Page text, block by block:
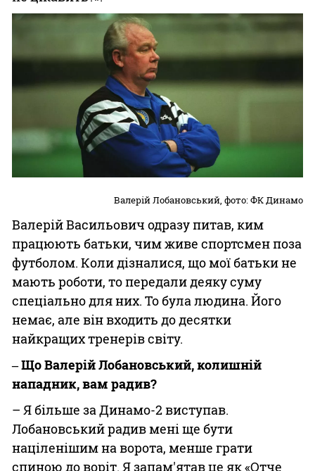
Валерій Лобановський, фото: ФК Динамо
Валерій Васильович одразу питав, ким
працюють батьки, чим живе спортсмен поза
футболом. Коли дізналися, що мої батьки не
мають роботи, то передали деяку суму
спеціально для них. То була людина. Його
немає, але він входить до десятки
найкращих тренерів світу.
‒ Що Валерій Лобановський, колишній
нападник, вам радив?
– Я більше за Динамо-2 виступав.
Лобановський радив мені ще бути
націленішим на ворота, менше грати
спиною до воріт. Я запам'ятав це як «Отче